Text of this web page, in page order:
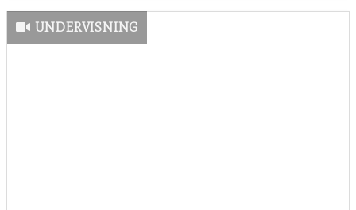
UNDERVISNING